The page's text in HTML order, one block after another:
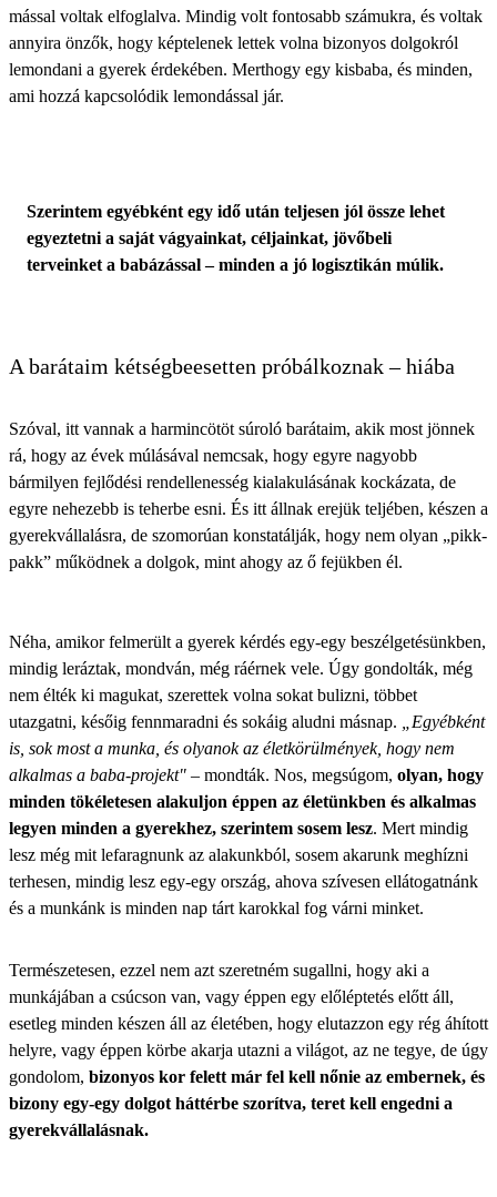
mással voltak elfoglalva. Mindig volt fontosabb számukra, és voltak
annyira önzők, hogy képtelenek lettek volna bizonyos dolgokról
lemondani a gyerek érdekében. Merthogy egy kisbaba, és minden,
ami hozzá kapcsolódik lemondással jár.
Szerintem egyébként egy idő után teljesen jól össze lehet
egyeztetni a saját vágyainkat, céljainkat, jövőbeli
terveinket a babázással – minden a jó logisztikán múlik.
A barátaim kétségbeesetten próbálkoznak – hiába
Szóval, itt vannak a harmincötöt súroló barátaim, akik most jönnek
rá, hogy az évek múlásával nemcsak, hogy egyre nagyobb
bármilyen fejlődési rendellenesség kialakulásának kockázata, de
egyre nehezebb is teherbe esni. És itt állnak erejük teljében, készen a
gyerekvállalásra, de szomorúan konstatálják, hogy nem olyan „pikk-
pakk” működnek a dolgok, mint ahogy az ő fejükben él.
Néha, amikor felmerült a gyerek kérdés egy-egy beszélgetésünkben,
mindig leráztak, mondván, még ráérnek vele. Úgy gondolták, még
nem élték ki magukat, szerettek volna sokat bulizni, többet
utazgatni, későig fennmaradni és sokáig aludni másnap.
„Egyébként
is, sok most a munka, és olyanok az életkörülmények, hogy nem
alkalmas a baba-projekt" – mondták. Nos, megsúgom, olyan, hogy
minden tökéletesen alakuljon éppen az életünkben és alkalmas
legyen minden a gyerekhez, szerintem sosem lesz. Mert mindig
lesz még mit lefaragnunk az alakunkból, sosem akarunk meghízni
terhesen, mindig lesz egy-egy ország, ahova szívesen ellátogatnánk
és a munkánk is minden nap tárt karokkal fog várni minket.
Természetesen, ezzel nem azt szeretném sugallni, hogy aki a
munkájában a csúcson van, vagy éppen egy előléptetés előtt áll,
esetleg minden készen áll az életében, hogy elutazzon egy rég áhított
helyre, vagy éppen körbe akarja utazni a világot, az ne tegye, de úgy
gondolom, bizonyos kor felett már fel kell nőnie az embernek, és
bizony egy-egy dolgot háttérbe szorítva, teret kell engedni a
gyerekvállalásnak.